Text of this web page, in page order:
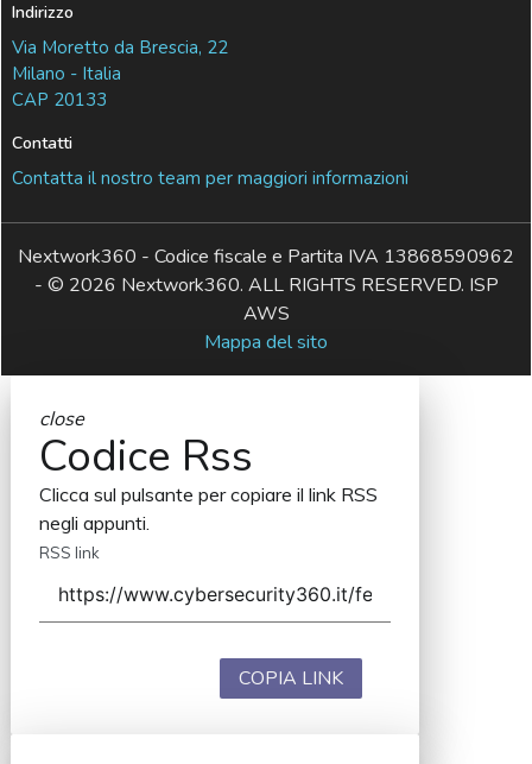
Indirizzo
Via Moretto da Brescia, 22
Milano - Italia
CAP 20133
Contatti
Contatta il nostro team per maggiori informazioni
Nextwork360 - Codice fiscale e Partita IVA 13868590962
- © 2026 Nextwork360. ALL RIGHTS RESERVED. ISP
AWS
Mappa del sito
close
Codice Rss
Clicca sul pulsante per copiare il link RSS
negli appunti.
RSS link
COPIA LINK